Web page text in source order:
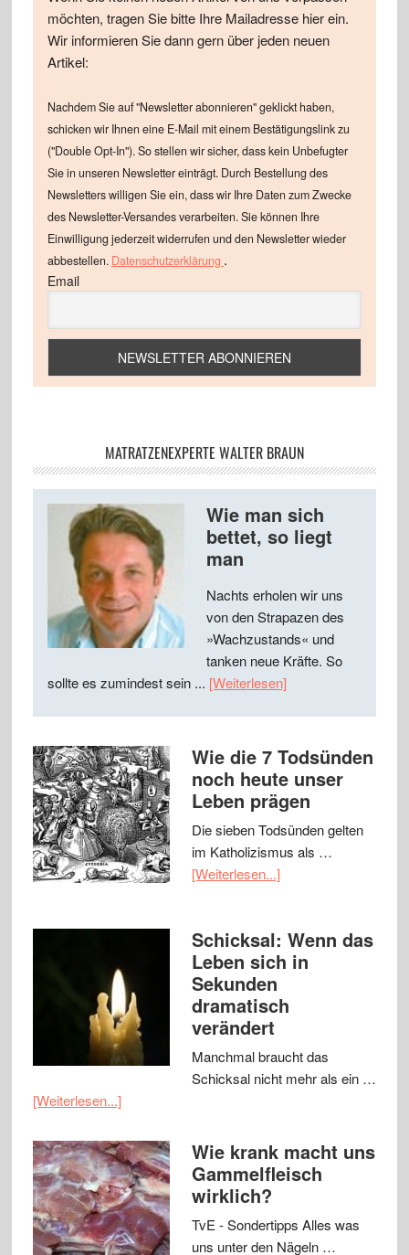
möchten, tragen Sie bitte Ihre Mailadresse hier ein.
Wir informieren Sie dann gern über jeden neuen
Artikel:
Nachdem Sie auf "Newsletter abonnieren" geklickt haben,
schicken wir Ihnen eine E-Mail mit einem Bestätigungslink zu
("Double Opt-In"). So stellen wir sicher, dass kein Unbefugter
Sie in unseren Newsletter einträgt. Durch Bestellung des
Newsletters willigen Sie ein, dass wir Ihre Daten zum Zwecke
des Newsletter-Versandes verarbeiten. Sie können Ihre
Einwilligung jederzeit widerrufen und den Newsletter wieder
abbestellen. Datenschutzerklärung .
Email
MATRATZENEXPERTE WALTER BRAUN
Wie man sich
bettet, so liegt
man
Nachts erholen wir uns
von den Strapazen des
»Wachzustands« und
tanken neue Kräfte. So
sollte es zumindest sein ... [Weiterlesen]
Wie die 7 Todsünden
noch heute unser
Leben prägen
Die sieben Todsünden gelten
im Katholizismus als …
[Weiterlesen...]
Schicksal: Wenn das
Leben sich in
Sekunden
dramatisch
verändert
Manchmal braucht das
Schicksal nicht mehr als ein …
[Weiterlesen...]
Wie krank macht uns
Gammelfleisch
wirklich?
TvE - Sondertipps Alles was
uns unter den Nägeln …